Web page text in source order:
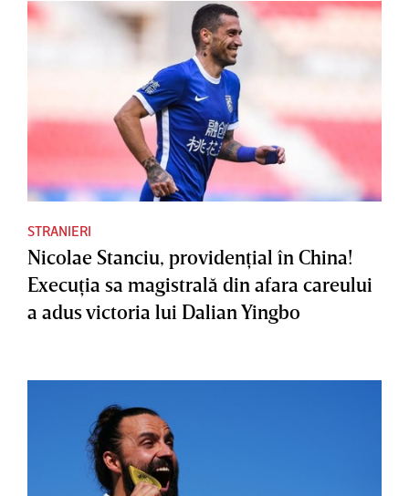
STRANIERI
Nicolae Stanciu, providenţial în China!
Execuţia sa magistrală din afara careului
a adus victoria lui Dalian Yingbo